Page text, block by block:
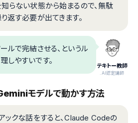
らない状態から始まるので、無駄
返す必要が出てきます。
テキトー教師
.AI認定講師
ルで完結させる、というル
しやすいです。
モデルで動かす方法
ックな話をすると、Claude Codeの